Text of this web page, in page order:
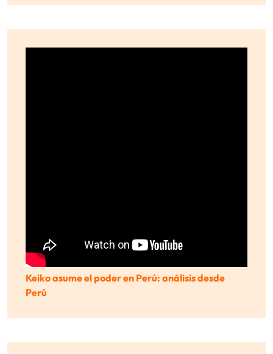
Keiko asume el poder en Perú: análisis desde
Perú